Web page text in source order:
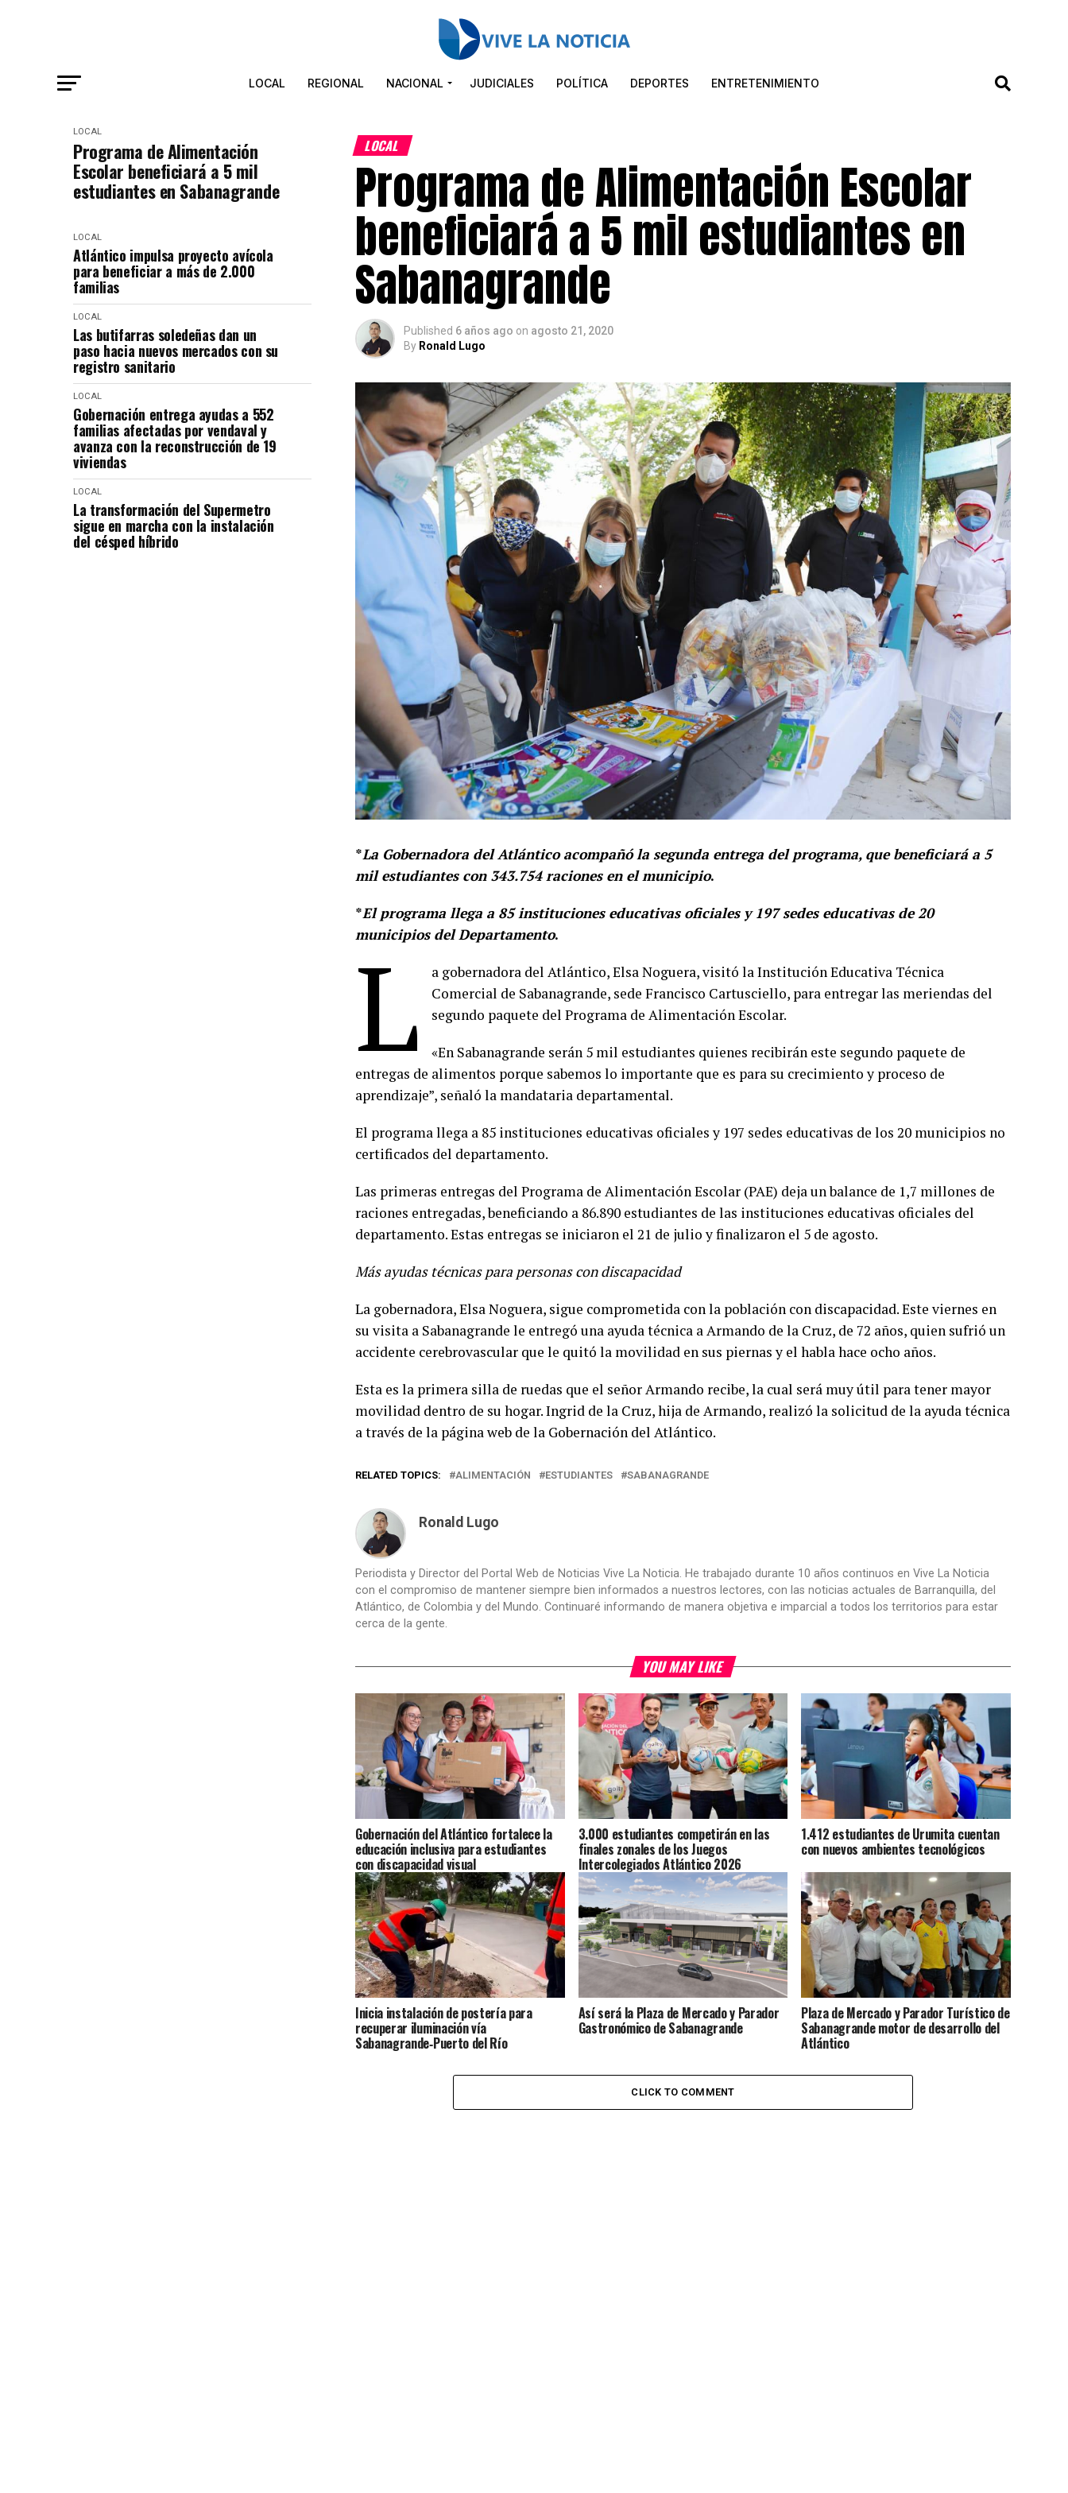
LOCAL REGIONAL NACIONAL JUDICIALES POLÍTICA DEPORTES ENTRETENIMIENTO
LOCAL
Programa de Alimentación
Escolar beneficiará a 5 mil
estudiantes en Sabanagrande
LOCAL
Atlántico impulsa proyecto avícola
para beneficiar a más de 2.000
familias
LOCAL
Las butifarras soledeñas dan un
paso hacia nuevos mercados con su
registro sanitario
LOCAL
Gobernación entrega ayudas a 552
familias afectadas por vendaval y
avanza con la reconstrucción de 19
viviendas
LOCAL
La transformación del Supermetro
sigue en marcha con la instalación
del césped híbrido
LOCAL
Programa de Alimentación Escolar
beneficiará a 5 mil estudiantes en
Sabanagrande
Published 6 años ago on agosto 21, 2020
By Ronald Lugo
*La Gobernadora del Atlántico acompañó la segunda entrega del programa, que beneficiará a 5
mil estudiantes con 343.754 raciones en el municipio.
*El programa llega a 85 instituciones educativas oficiales y 197 sedes educativas de 20
municipios del Departamento.
L
a gobernadora del Atlántico, Elsa Noguera, visitó la Institución Educativa Técnica
Comercial de Sabanagrande, sede Francisco Cartusciello, para entregar las meriendas del
segundo paquete del Programa de Alimentación Escolar.
«En Sabanagrande serán 5 mil estudiantes quienes recibirán este segundo paquete de
entregas de alimentos porque sabemos lo importante que es para su crecimiento y proceso de
aprendizaje”, señaló la mandataria departamental.
El programa llega a 85 instituciones educativas oficiales y 197 sedes educativas de los 20 municipios no
certificados del departamento.
Las primeras entregas del Programa de Alimentación Escolar (PAE) deja un balance de 1,7 millones de
raciones entregadas, beneficiando a 86.890 estudiantes de las instituciones educativas oficiales del
departamento. Estas entregas se iniciaron el 21 de julio y finalizaron el 5 de agosto.
Más ayudas técnicas para personas con discapacidad
La gobernadora, Elsa Noguera, sigue comprometida con la población con discapacidad. Este viernes en
su visita a Sabanagrande le entregó una ayuda técnica a Armando de la Cruz, de 72 años, quien sufrió un
accidente cerebrovascular que le quitó la movilidad en sus piernas y el habla hace ocho años.
Esta es la primera silla de ruedas que el señor Armando recibe, la cual será muy útil para tener mayor
movilidad dentro de su hogar. Ingrid de la Cruz, hija de Armando, realizó la solicitud de la ayuda técnica
a través de la página web de la Gobernación del Atlántico.
RELATED TOPICS: ALIMENTACIÓN ESTUDIANTES SABANAGRANDE
Ronald Lugo
Periodista y Director del Portal Web de Noticias Vive La Noticia. He trabajado durante 10 años continuos en Vive La Noticia
con el compromiso de mantener siempre bien informados a nuestros lectores, con las noticias actuales de Barranquilla, del
Atlántico, de Colombia y del Mundo. Continuaré informando de manera objetiva e imparcial a todos los territorios para estar
cerca de la gente.
YOU MAY LIKE
Gobernación del Atlántico fortalece la
educación inclusiva para estudiantes
con discapacidad visual
3.000 estudiantes competirán en las
finales zonales de los Juegos
Intercolegiados Atlántico 2026
1.412 estudiantes de Urumita cuentan
con nuevos ambientes tecnológicos
Inicia instalación de postería para
recuperar iluminación vía
Sabanagrande‑Puerto del Río
Así será la Plaza de Mercado y Parador
Gastronómico de Sabanagrande
Plaza de Mercado y Parador Turístico de
Sabanagrande motor de desarrollo del
Atlántico
CLICK TO COMMENT